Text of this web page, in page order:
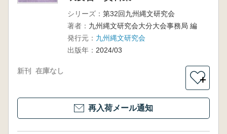
シリーズ： 第32回九州縄文研究会
著者： 九州縄文研究会大分大会事務局 編
発行元： 九州縄文研究会
出版年： 2024/03
新刊 在庫なし
＋
再入荷メール通知